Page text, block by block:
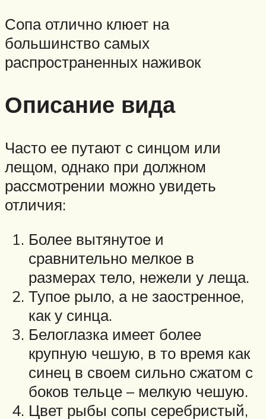
Сопа отлично клюет на
большинство самых
распространенных наживок
Описание вида
Часто ее путают с синцом или
лещом, однако при должном
рассмотрении можно увидеть
отличия:
Более вытянутое и
сравнительно мелкое в
размерах тело, нежели у леща.
Тупое рыло, а не заостренное,
как у синца.
Белоглазка имеет более
крупную чешую, в то время как
синец в своем сильно сжатом с
боков тельце – мелкую чешую.
Цвет рыбы сопы серебристый,